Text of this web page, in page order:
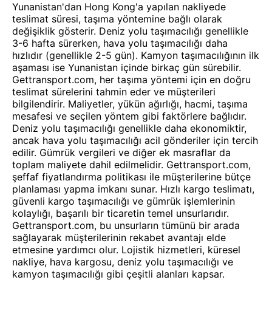
Yunanistan'dan Hong Kong'a yapılan nakliyede
teslimat süresi, taşıma yöntemine bağlı olarak
değişiklik gösterir. Deniz yolu taşımacılığı genellikle
3-6 hafta sürerken, hava yolu taşımacılığı daha
hızlıdır (genellikle 2-5 gün). Kamyon taşımacılığının ilk
aşaması ise Yunanistan içinde birkaç gün sürebilir.
Gettransport.com, her taşıma yöntemi için en doğru
teslimat sürelerini tahmin eder ve müşterileri
bilgilendirir. Maliyetler, yükün ağırlığı, hacmi, taşıma
mesafesi ve seçilen yöntem gibi faktörlere bağlıdır.
Deniz yolu taşımacılığı genellikle daha ekonomiktir,
ancak hava yolu taşımacılığı acil gönderiler için tercih
edilir. Gümrük vergileri ve diğer ek masraflar da
toplam maliyete dahil edilmelidir. Gettransport.com,
şeffaf fiyatlandırma politikası ile müşterilerine bütçe
planlaması yapma imkanı sunar. Hızlı kargo teslimatı,
güvenli kargo taşımacılığı ve gümrük işlemlerinin
kolaylığı, başarılı bir ticaretin temel unsurlarıdır.
Gettransport.com, bu unsurların tümünü bir arada
sağlayarak müşterilerinin rekabet avantajı elde
etmesine yardımcı olur. Lojistik hizmetleri, küresel
nakliye, hava kargosu, deniz yolu taşımacılığı ve
kamyon taşımacılığı gibi çeşitli alanları kapsar.